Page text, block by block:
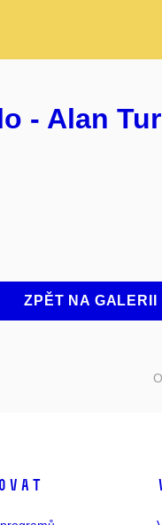
- Alan
ZPĚT NA GALERII